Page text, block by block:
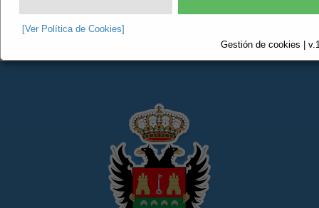
[Ver Política de Cookies]
Gestión de cookies |